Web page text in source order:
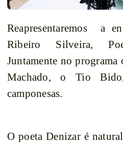
Reapresentaremos
a
Ribeiro Silveira,
Juntamente no
Machado, o Tio
camponesas.
O poeta Denizar é